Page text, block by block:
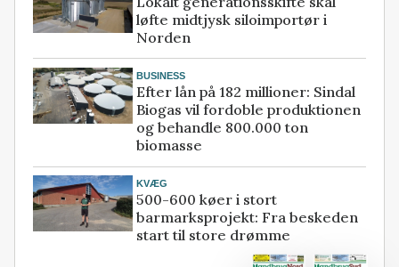
løfte midtjysk siloimportør i
Norden
BUSINESS
Efter lån på 182 millioner: Sindal
Biogas vil fordoble produktionen
og behandle 800.000 ton
biomasse
KVÆG
500-600 køer i stort
barmarksprojekt: Fra beskeden
start til store drømme